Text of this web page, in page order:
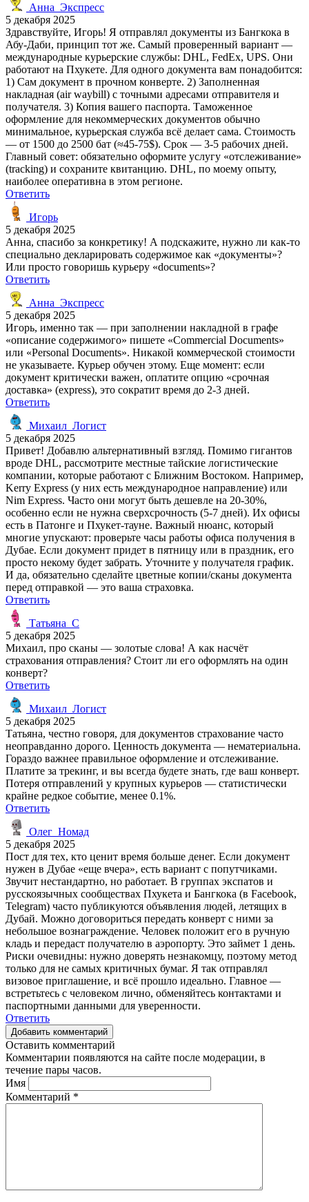
Анна_Экспресс
5 декабря 2025
Здравствуйте, Игорь! Я отправлял документы из Бангкока в
Абу-Даби, принцип тот же. Самый проверенный вариант —
международные курьерские службы: DHL, FedEx, UPS. Они
работают на Пхукете. Для одного документа вам понадобится:
1) Сам документ в прочном конверте. 2) Заполненная
накладная (air waybill) с точными адресами отправителя и
получателя. 3) Копия вашего паспорта. Таможенное
оформление для некоммерческих документов обычно
минимальное, курьерская служба всё делает сама. Стоимость
— от 1500 до 2500 бат (≈45-75$). Срок — 3-5 рабочих дней.
Главный совет: обязательно оформите услугу «отслеживание»
(tracking) и сохраните квитанцию. DHL, по моему опыту,
наиболее оперативна в этом регионе.
Ответить
Игорь
5 декабря 2025
Анна, спасибо за конкретику! А подскажите, нужно ли как-то
специально декларировать содержимое как «документы»?
Или просто говоришь курьеру «documents»?
Ответить
Анна_Экспресс
5 декабря 2025
Игорь, именно так — при заполнении накладной в графе
«описание содержимого» пишете «Commercial Documents»
или «Personal Documents». Никакой коммерческой стоимости
не указываете. Курьер обучен этому. Еще момент: если
документ критически важен, оплатите опцию «срочная
доставка» (express), это сократит время до 2-3 дней.
Ответить
Михаил_Логист
5 декабря 2025
Привет! Добавлю альтернативный взгляд. Помимо гигантов
вроде DHL, рассмотрите местные тайские логистические
компании, которые работают с Ближним Востоком. Например,
Kerry Express (у них есть международное направление) или
Nim Express. Часто они могут быть дешевле на 20-30%,
особенно если не нужна сверхсрочность (5-7 дней). Их офисы
есть в Патонге и Пхукет-тауне. Важный нюанс, который
многие упускают: проверьте часы работы офиса получения в
Дубае. Если документ придет в пятницу или в праздник, его
просто некому будет забрать. Уточните у получателя график.
И да, обязательно сделайте цветные копии/сканы документа
перед отправкой — это ваша страховка.
Ответить
Татьяна_С
5 декабря 2025
Михаил, про сканы — золотые слова! А как насчёт
страхования отправления? Стоит ли его оформлять на один
конверт?
Ответить
Михаил_Логист
5 декабря 2025
Татьяна, честно говоря, для документов страхование часто
неоправданно дорого. Ценность документа — нематериальна.
Гораздо важнее правильное оформление и отслеживание.
Платите за трекинг, и вы всегда будете знать, где ваш конверт.
Потеря отправлений у крупных курьеров — статистически
крайне редкое событие, менее 0.1%.
Ответить
Олег_Номад
5 декабря 2025
Пост для тех, кто ценит время больше денег. Если документ
нужен в Дубае «еще вчера», есть вариант с попутчиками.
Звучит нестандартно, но работает. В группах экспатов и
русскоязычных сообществах Пхукета и Бангкока (в Facebook,
Telegram) часто публикуются объявления людей, летящих в
Дубай. Можно договориться передать конверт с ними за
небольшое вознаграждение. Человек положит его в ручную
кладь и передаст получателю в аэропорту. Это займет 1 день.
Риски очевидны: нужно доверять незнакомцу, поэтому метод
только для не самых критичных бумаг. Я так отправлял
визовое приглашение, и всё прошло идеально. Главное —
встретьтесь с человеком лично, обменяйтесь контактами и
паспортными данными для уверенности.
Ответить
Добавить комментарий
Оставить комментарий
Комментарии появляются на сайте после модерации, в
течение пары часов.
Имя
Комментарий *